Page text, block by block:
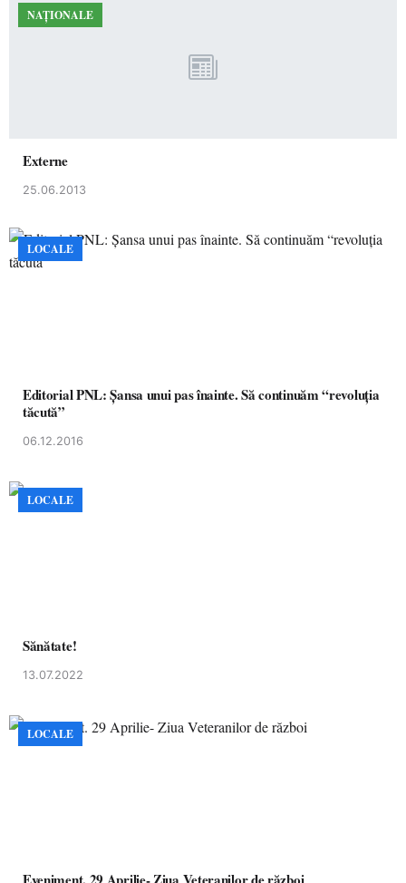
NAȚIONALE
Externe
25.06.2013
LOCALE
Editorial PNL: Șansa unui pas înainte. Să continuăm “revoluția
tăcută”
06.12.2016
LOCALE
Sănătate!
13.07.2022
LOCALE